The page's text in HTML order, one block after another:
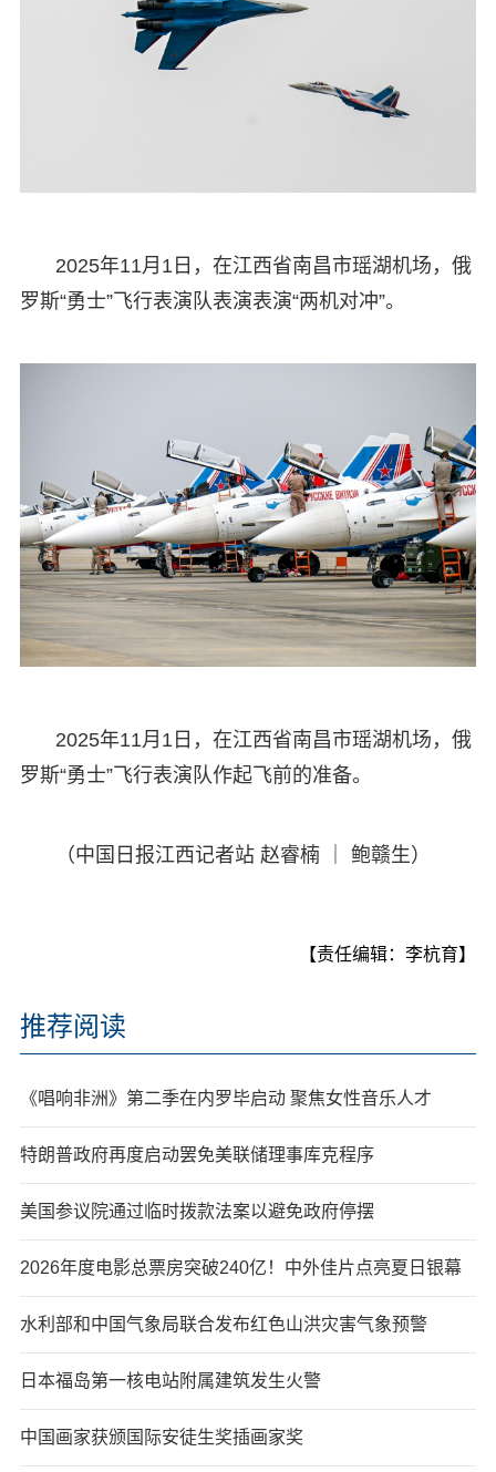
2025年11月1日，在江西省南昌市瑶湖机场，俄
罗斯“勇士”飞行表演队表演表演“两机对冲”。
2025年11月1日，在江西省南昌市瑶湖机场，俄
罗斯“勇士”飞行表演队作起飞前的准备。
（中国日报江西记者站 赵睿楠 ｜ 鲍赣生）
【责任编辑：李杭育】
推荐阅读
《唱响非洲》第二季在内罗毕启动 聚焦女性音乐人才
特朗普政府再度启动罢免美联储理事库克程序
美国参议院通过临时拨款法案以避免政府停摆
2026年度电影总票房突破240亿！中外佳片点亮夏日银幕
水利部和中国气象局联合发布红色山洪灾害气象预警
日本福岛第一核电站附属建筑发生火警
中国画家获颁国际安徒生奖插画家奖